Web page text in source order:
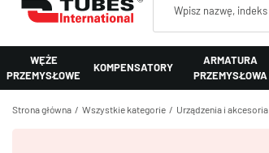
WĘŻE
PRZEMYSŁOWE
KOMPENSATORY
ARMATURA
PRZEMYSŁOWA
Strona główna Wszystkie kategorie Urządzenia i akcesoria